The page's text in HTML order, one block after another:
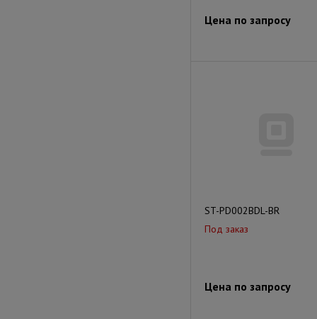
Цена по запросу
ST-PD002BDL-BR
Под заказ
Цена по запросу